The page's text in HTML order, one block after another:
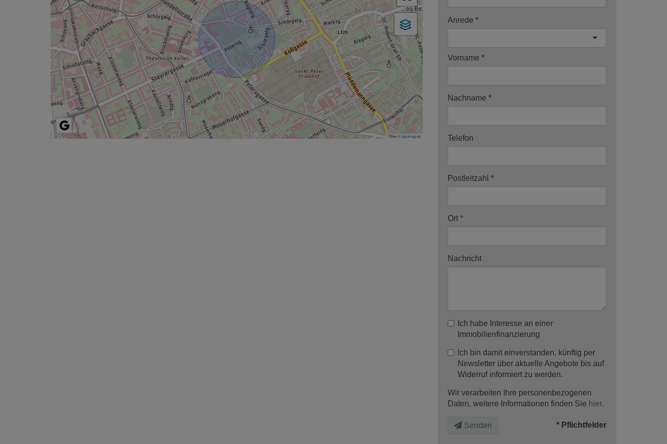
Tiles ©basemap.at
Anrede
Vorname
Nachname
Telefon
Postleitzahl
Ort
Nachricht
Ich habe Interesse an einer
Immobilienfinanzierung
Ich bin damit einverstanden, künftig per
Newsletter über aktuelle Angebote bis auf
Widerruf informiert zu werden.
Wir verarbeiten Ihre personenbezogenen
Daten, weitere Informationen finden Sie hier.
Senden * Pflichtfelder